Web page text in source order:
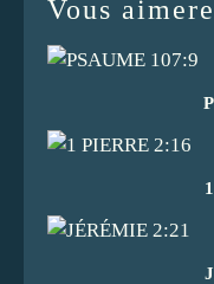
Vous